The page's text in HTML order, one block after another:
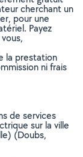
cherchant un
pour une
Payez
la prestation
ni frais
de services
sur la ville
(Doubs,